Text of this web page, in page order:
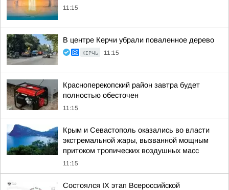
11:15
В центре Керчи убрали поваленное дерево
КЕРЧЬ 11:15
Красноперекопский район завтра будет
полностью обесточен
11:15
Крым и Севастополь оказались во власти
экстремальной жары, вызванной мощным
притоком тропических воздушных масс
11:15
Состоялся IX этап Всероссийской